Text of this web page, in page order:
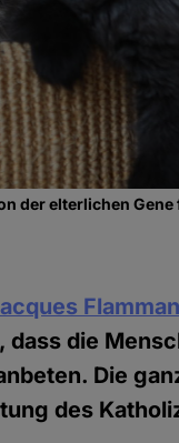
der elterlichen
dass die
Die
des